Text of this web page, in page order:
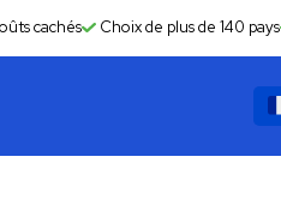
cachés Choix de plus de 140 pays